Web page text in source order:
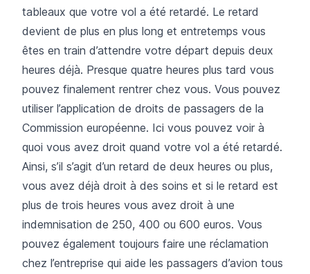
tableaux que votre vol a été retardé. Le retard
devient de plus en plus long et entretemps vous
êtes en train d’attendre votre départ depuis deux
heures déjà. Presque quatre heures plus tard vous
pouvez finalement rentrer chez vous. Vous pouvez
utiliser l’application de droits de passagers de la
Commission européenne. Ici vous pouvez voir à
quoi vous avez droit quand votre vol a été retardé.
Ainsi, s’il s’agit d’un retard de deux heures ou plus,
vous avez déjà droit à des soins et si le retard est
plus de trois heures vous avez droit à une
indemnisation de 250, 400 ou 600 euros. Vous
pouvez également toujours faire une réclamation
chez l’entreprise qui aide les passagers d’avion tous